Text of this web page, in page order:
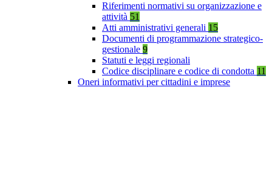
Riferimenti normativi su organizzazione e
attività 51
Atti amministrativi generali 15
Documenti di programmazione strategico-
gestionale 9
Statuti e leggi regionali
Codice disciplinare e codice di condotta 11
Oneri informativi per cittadini e imprese